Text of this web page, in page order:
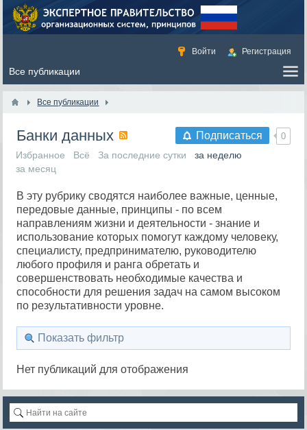
Войти Регистрация
Все публикации
Подписаться 0
Банки данных
Избранное Всё За последние сутки
за неделю
за месяц
В эту рубрику сводятся наиболее важные, ценные,
передовые данные, принципы - по всем
направлениям жизни и деятельности - знание и
использование которых помогут каждому человеку,
специалисту, предпринимателю, руководителю
любого профиля и ранга обретать и
совершенствовать необходимые качества и
способности для решения задач на самом высоком
по результативности уровне.
Показать фильтр
Нет публикаций для отображения